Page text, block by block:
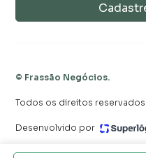
© Frassão Negócios.
Todos os direitos reservados.
Desenvolvido por